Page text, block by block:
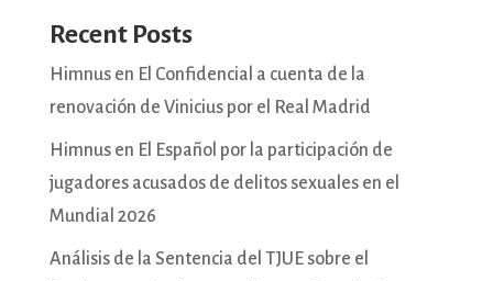
Recent Posts
Himnus en El Confidencial a cuenta de la
renovación de Vinicius por el Real Madrid
Himnus en El Español por la participación de
jugadores acusados de delitos sexuales en el
Mundial 2026
Análisis de la Sentencia del TJUE sobre el